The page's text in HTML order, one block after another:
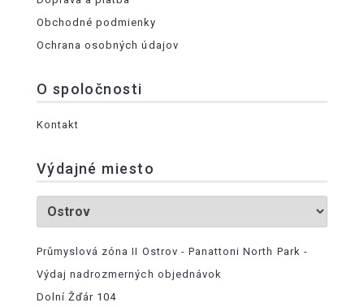
Obchodné podmienky
Ochrana osobných údajov
O spoločnosti
Kontakt
Výdajné miesto
Průmyslová zóna II Ostrov - Panattoni North Park -
Výdaj nadrozmerných objednávok
Dolní Žďár 104